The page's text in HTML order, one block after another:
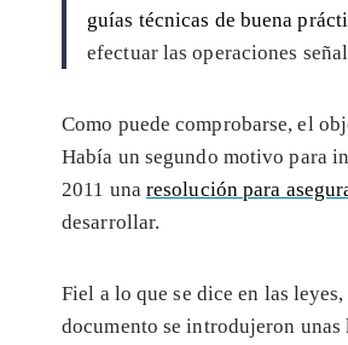
guías técnicas de buena
efectuar las operaciones
Como puede comprobarse, el
Había un segundo motivo para
2011 una resolución para
desarrollar.
Fiel a lo que se dice en las
documento se introdujeron unas